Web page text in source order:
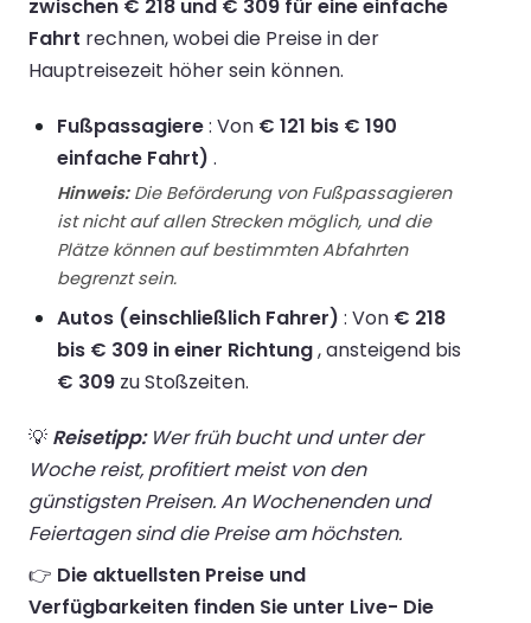
zwischen € 218 und € 309 für eine einfache
Fahrt rechnen, wobei die Preise in der
Hauptreisezeit höher sein können.
Fußpassagiere: Von € 121 bis € 190
einfache Fahrt) .
Hinweis:Die Beförderung von Fußpassagieren
ist nicht auf allen Strecken möglich, und die
Plätze können auf bestimmten Abfahrten
begrenzt sein.
Autos (einschließlich Fahrer) : Von € 218
bis € 309 in einer Richtung, ansteigend bis
€ 309 zu Stoßzeiten.
💡 Reisetipp:Wer früh bucht und unter der
Woche reist, profitiert meist von den
günstigsten Preisen. An Wochenenden und
Feiertagen sind die Preise am höchsten.
👉 Die aktuellsten Preise und
Verfügbarkeiten finden Sie unter Live- Die